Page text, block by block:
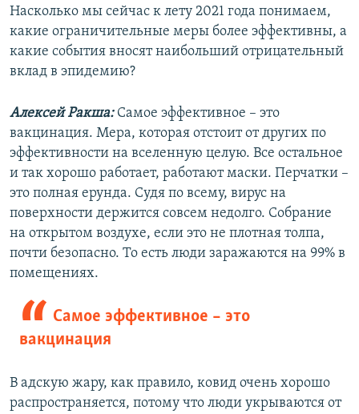
Насколько мы сейчас к лету 2021 года понимаем,
какие ограничительные меры более эффективны, а
какие события вносят наибольший отрицательный
вклад в эпидемию?
Алексей Ракша:Самое эффективное – это
вакцинация. Мера, которая отстоит от других по
эффективности на вселенную целую. Все остальное
и так хорошо работает, работают маски. Перчатки –
это полная ерунда. Судя по всему, вирус на
поверхности держится совсем недолго. Собрание
на открытом воздухе, если это не плотная толпа,
почти безопасно. То есть люди заражаются на 99% в
помещениях.
Самое эффективное – это
вакцинация
В адскую жару, как правило, ковид очень хорошо
распространяется, потому что люди укрываются от